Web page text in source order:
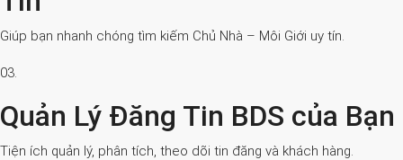
Giúp bạn nhanh chóng tìm kiếm Chủ Nhà – Môi Giới uy tín.
03.
Quản Lý Đăng Tin BDS của Bạn
Tiện ích quản lý, phân tích, theo dõi tin đăng và khách hàng.